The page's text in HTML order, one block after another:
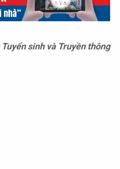
sinh và Truyền thông